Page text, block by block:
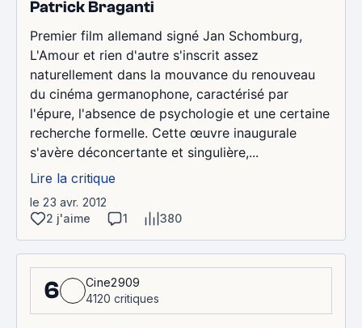
Patrick Braganti
Premier film allemand signé Jan Schomburg,
L'Amour et rien d'autre s'inscrit assez
naturellement dans la mouvance du renouveau
du cinéma germanophone, caractérisé par
l'épure, l'absence de psychologie et une certaine
recherche formelle. Cette œuvre inaugurale
s'avère déconcertante et singulière,...
Lire la critique
le 23 avr. 2012
2 j'aime
1 380
6
Cine2909
4120 critiques